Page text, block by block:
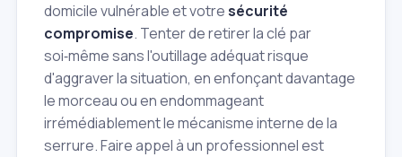
domicile vulnérable et votresécurité
compromise. Tenter de retirer la clé par
soi‑même sans l'outillage adéquat risque
d'aggraver la situation, en enfonçant davantage
le morceau ou en endommageant
irrémédiablement le mécanisme interne de la
serrure. Faire appel à un professionnel est